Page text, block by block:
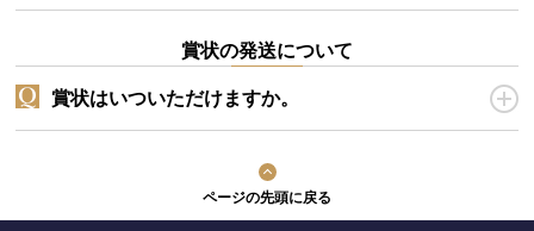
賞状の発送について
賞状はいついただけますか。
ページの先頭に戻る